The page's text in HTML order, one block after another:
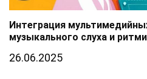
Интеграция
музыкального слуха и
26.06.2025